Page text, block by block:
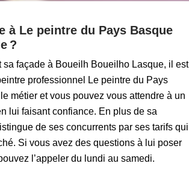
à Le peintre du Pays Basque
?
façade à Boueilh Boueilho Lasque, il est
professionnel Le peintre du Pays
métier et vous pouvez vous attendre à un
lui faisant confiance. En plus de sa
de ses concurrents par ses tarifs qui
Si vous avez des questions à lui poser
l’appeler du lundi au samedi.